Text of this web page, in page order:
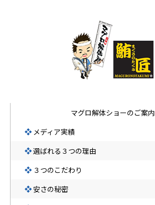
マグロ解体ショーのご案内
❖メディア実績
❖選ばれる３つの理由
❖ ３つのこだわり
❖安さの秘密